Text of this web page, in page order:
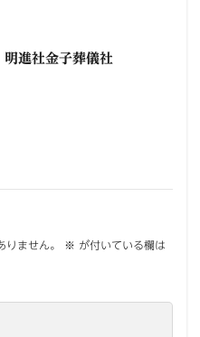
明進社金子葬儀社
りません。 ※ が付いている欄は